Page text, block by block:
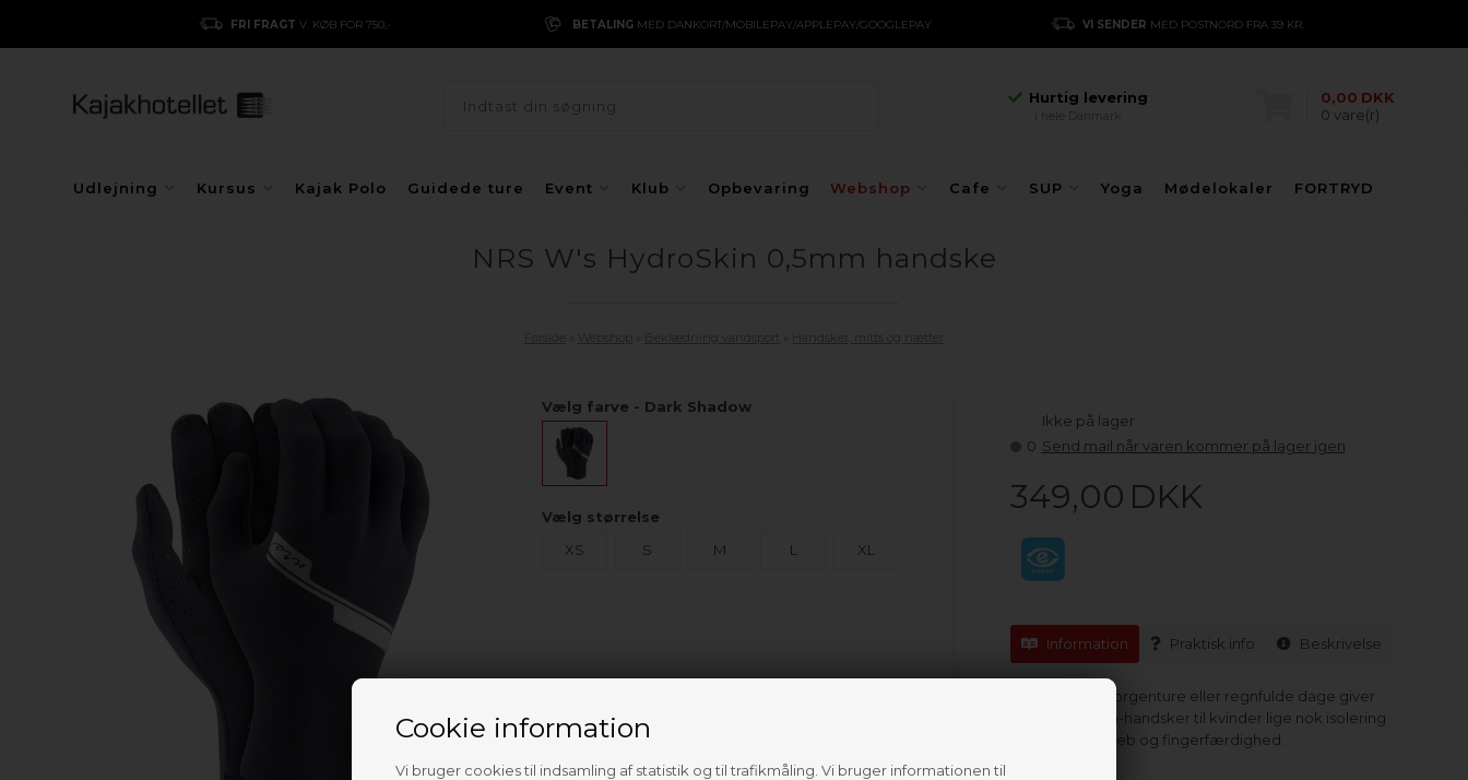
Cookie information
Vi bruger cookies til indsamling af statistik og til trafikmåling. Vi bruger informationen til
FRI FRAGT V. KØB FOR 750,- BETALING MED DANKORT/MOBILEPAY/APPLEPAY/GOOGLEPAY VI SENDER MED POSTNORD FRA 39 KR.
Hurtig levering
Hurtig levering
i hele Danmark
i hele Danmark
0,00 DKK
0 vare(r)
Udlejning Kursus Kajak Polo Guidede ture Event Klub Opbevaring Webshop Cafe SUP Yoga Mødelokaler FORTRYD
NRS W's HydroSkin 0,5mm handske
Vælg farve - Dark Shadow
Vælg størrelse
XS
S M L XL
0
Ikke på lager
Send mail når varen kommer på lager igen
349,00 DKK
Information Praktisk info Beskrivelse
Til de tidlige morgenture eller regnfulde dage giver
NRS HydroSkin-handsker til kvinder lige nok isolering
uden at ofre greb og fingerfærdighed.